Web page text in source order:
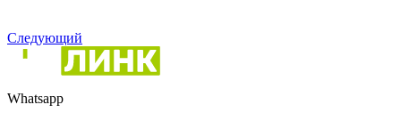
Следующий
Whatsapp